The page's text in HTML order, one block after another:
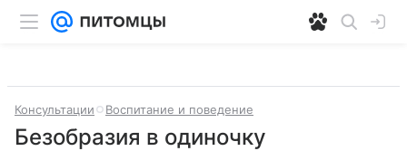
Консультации Воспитание и поведение
Безобразия в одиночку